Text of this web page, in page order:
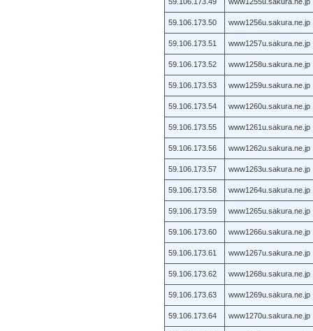
59.106.173.50 www1256u.sakura.ne.jp
59.106.173.51 www1257u.sakura.ne.jp
59.106.173.52 www1258u.sakura.ne.jp
59.106.173.53 www1259u.sakura.ne.jp
59.106.173.54 www1260u.sakura.ne.jp
59.106.173.55 www1261u.sakura.ne.jp
59.106.173.56 www1262u.sakura.ne.jp
59.106.173.57 www1263u.sakura.ne.jp
59.106.173.58 www1264u.sakura.ne.jp
59.106.173.59 www1265u.sakura.ne.jp
59.106.173.60 www1266u.sakura.ne.jp
59.106.173.61 www1267u.sakura.ne.jp
59.106.173.62 www1268u.sakura.ne.jp
59.106.173.63 www1269u.sakura.ne.jp
59.106.173.64 www1270u.sakura.ne.jp